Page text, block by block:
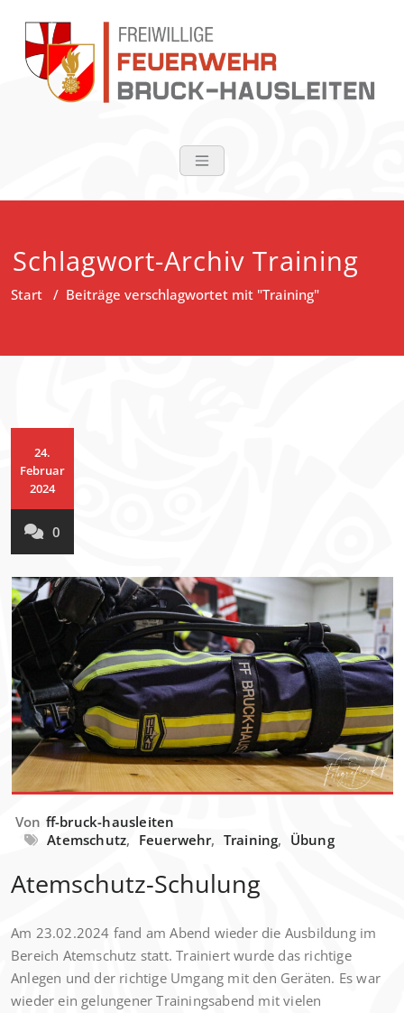
springen
FF Bruck-
Schlagwort-Archiv Training
Start / Beiträge verschlagwortet mit "Training"
24.
Februar
2024
0
Von ff-bruck-hausleiten
Atemschutz, Feuerwehr, Training, Übung
Atemschutz-Schulung
Am 23.02.2024 fand am Abend wieder die Ausbildung im
Bereich Atemschutz statt. Trainiert wurde das richtige
Anlegen und der richtige Umgang mit den Geräten. Es war
wieder ein gelungener Trainingsabend mit vielen